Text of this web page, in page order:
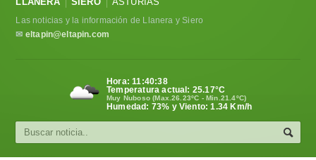
Sociedad
Política
Cultura
Las noticias y la información de Llanera y Siero
✉ eltapin@eltapin.com
Hora:11:40:38
Temperatura actual: 25.17°C
Muy Nuboso (Max.26.23ºC - Min.21.4ºC)
Humedad: 73% y Viento: 1.34 Km/h